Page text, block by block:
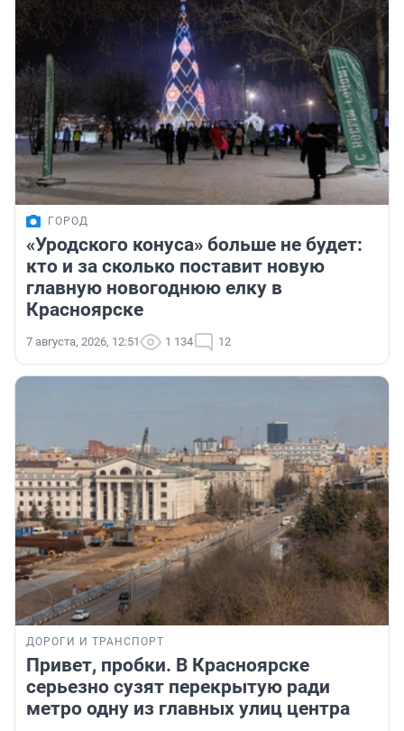
ГОРОД
«Уродского конуса» больше не будет:
кто и за сколько поставит новую
главную новогоднюю елку в
Красноярске
7 августа, 2026, 12:51 1 134 12
ДОРОГИ И ТРАНСПОРТ
Привет, пробки. В Красноярске
серьезно сузят перекрытую ради
метро одну из главных улиц центра